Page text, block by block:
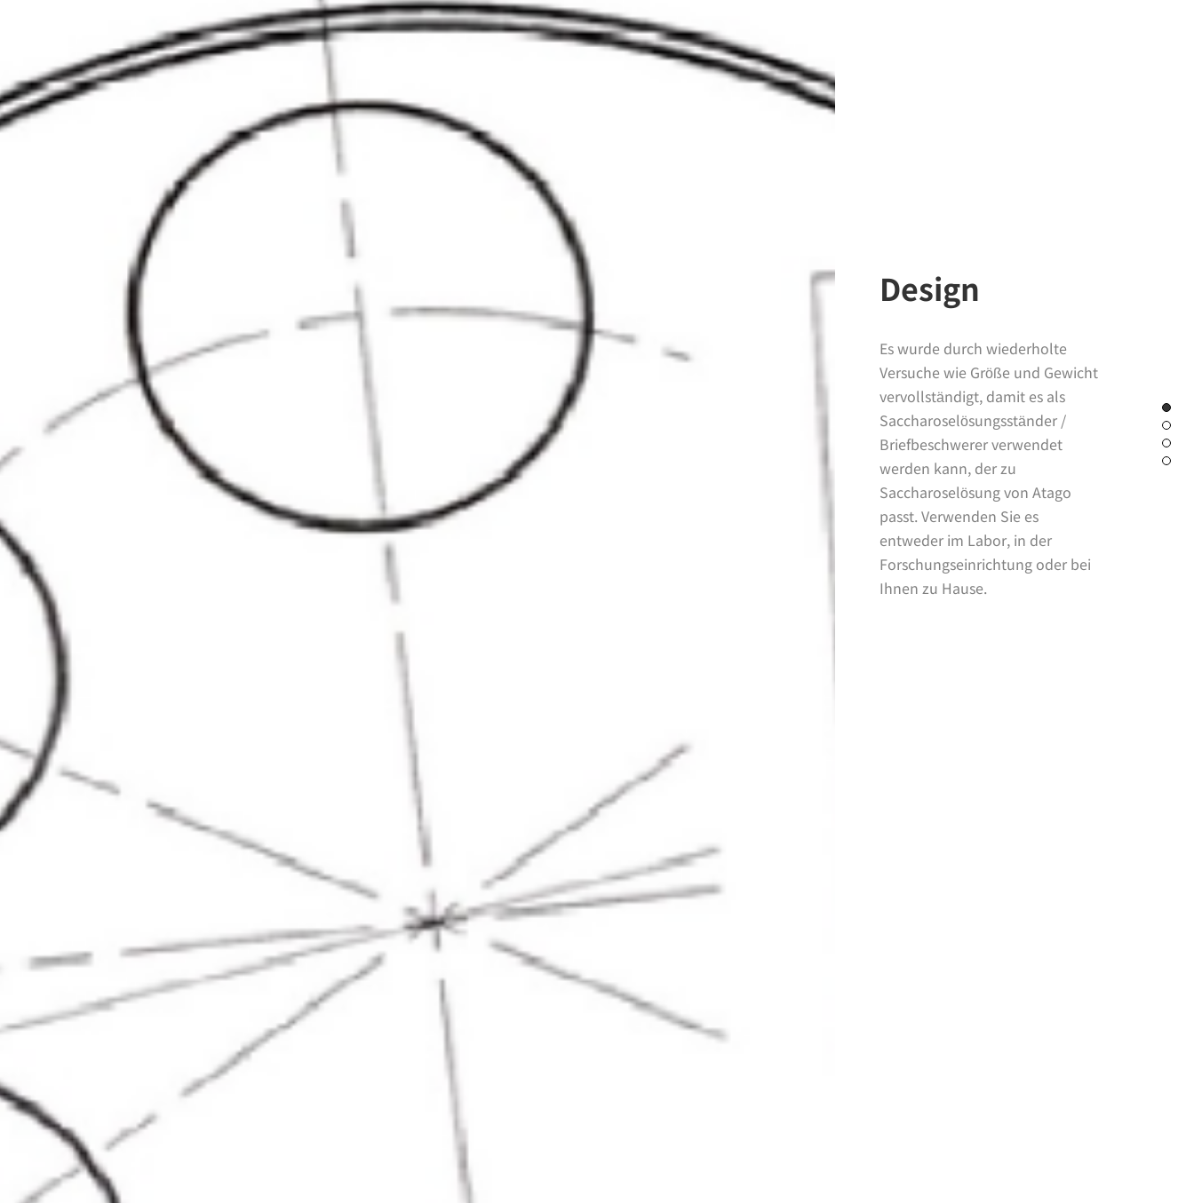
Design
Es wurde durch wiederholte
Versuche wie Größe und Gewicht
vervollständigt, damit es als
Saccharoselösungsständer /
Briefbeschwerer verwendet
werden kann, der zu
Saccharoselösung von Atago
passt. Verwenden Sie es
entweder im Labor, in der
Forschungseinrichtung oder bei
Ihnen zu Hause.